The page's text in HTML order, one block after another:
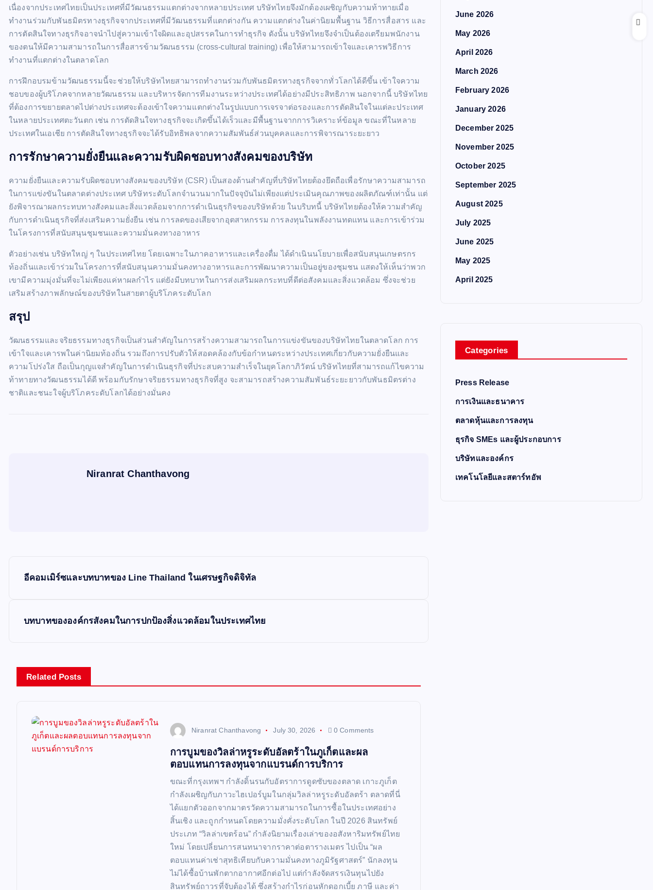
เนื่องจากประเทศไทยเป็นประเทศที่มีวัฒนธรรมแตกต่างจากหลายประเทศ บริษัทไทยจึงมักต้องเผชิญกับความท้าทายเมื่อ
ทำงานร่วมกับพันธมิตรทางธุรกิจจากประเทศที่มีวัฒนธรรมที่แตกต่างกัน ความแตกต่างในค่านิยมพื้นฐาน วิธีการสื่อสาร และ
การตัดสินใจทางธุรกิจอาจนำไปสู่ความเข้าใจผิดและอุปสรรคในการทำธุรกิจ ดังนั้น บริษัทไทยจึงจำเป็นต้องเตรียมพนักงาน
ของตนให้มีความสามารถในการสื่อสารข้ามวัฒนธรรม (cross-cultural training) เพื่อให้สามารถเข้าใจและเคารพวิธีการ
ทำงานที่แตกต่างในตลาดโลก
การฝึกอบรมข้ามวัฒนธรรมนี้จะช่วยให้บริษัทไทยสามารถทำงานร่วมกับพันธมิตรทางธุรกิจจากทั่วโลกได้ดีขึ้น เข้าใจความ
ชอบของผู้บริโภคจากหลายวัฒนธรรม และบริหารจัดการทีมงานระหว่างประเทศได้อย่างมีประสิทธิภาพ นอกจากนี้ บริษัทไทย
ที่ต้องการขยายตลาดไปต่างประเทศจะต้องเข้าใจความแตกต่างในรูปแบบการเจรจาต่อรองและการตัดสินใจในแต่ละประเทศ
ในหลายประเทศตะวันตก เช่น การตัดสินใจทางธุรกิจจะเกิดขึ้นได้เร็วและมีพื้นฐานจากการวิเคราะห์ข้อมูล ขณะที่ในหลาย
ประเทศในเอเชีย การตัดสินใจทางธุรกิจจะได้รับอิทธิพลจากความสัมพันธ์ส่วนบุคคลและการพิจารณาระยะยาว
การรักษาความยั่งยืนและความรับผิดชอบทางสังคมของบริษัท
ความยั่งยืนและความรับผิดชอบทางสังคมของบริษัท (CSR) เป็นสองด้านสำคัญที่บริษัทไทยต้องยึดถือเพื่อรักษาความสามารถ
ในการแข่งขันในตลาดต่างประเทศ บริษัทระดับโลกจำนวนมากในปัจจุบันไม่เพียงแต่ประเมินคุณภาพของผลิตภัณฑ์เท่านั้น แต่
ยังพิจารณาผลกระทบทางสังคมและสิ่งแวดล้อมจากการดำเนินธุรกิจของบริษัทด้วย ในบริบทนี้ บริษัทไทยต้องให้ความสำคัญ
กับการดำเนินธุรกิจที่ส่งเสริมความยั่งยืน เช่น การลดของเสียจากอุตสาหกรรม การลงทุนในพลังงานทดแทน และการเข้าร่วม
ในโครงการที่สนับสนุนชุมชนและความมั่นคงทางอาหาร
ตัวอย่างเช่น บริษัทใหญ่ ๆ ในประเทศไทย โดยเฉพาะในภาคอาหารและเครื่องดื่ม ได้ดำเนินนโยบายเพื่อสนับสนุนเกษตรกร
ท้องถิ่นและเข้าร่วมในโครงการที่สนับสนุนความมั่นคงทางอาหารและการพัฒนาความเป็นอยู่ของชุมชน แสดงให้เห็นว่าพวก
เขามีความมุ่งมั่นที่จะไม่เพียงแค่หาผลกำไร แต่ยังมีบทบาทในการส่งเสริมผลกระทบที่ดีต่อสังคมและสิ่งแวดล้อม ซึ่งจะช่วย
เสริมสร้างภาพลักษณ์ของบริษัทในสายตาผู้บริโภคระดับโลก
สรุป
วัฒนธรรมและจริยธรรมทางธุรกิจเป็นส่วนสำคัญในการสร้างความสามารถในการแข่งขันของบริษัทไทยในตลาดโลก การ
เข้าใจและเคารพในค่านิยมท้องถิ่น รวมถึงการปรับตัวให้สอดคล้องกับข้อกำหนดระหว่างประเทศเกี่ยวกับความยั่งยืนและ
ความโปร่งใส ถือเป็นกุญแจสำคัญในการดำเนินธุรกิจที่ประสบความสำเร็จในยุคโลกาภิวัตน์ บริษัทไทยที่สามารถแก้ไขความ
ท้าทายทางวัฒนธรรมได้ดี พร้อมกับรักษาจริยธรรมทางธุรกิจที่สูง จะสามารถสร้างความสัมพันธ์ระยะยาวกับพันธมิตรต่าง
ชาติและชนะใจผู้บริโภคระดับโลกได้อย่างมั่นคง
Niranrat Chanthavong
อีคอมเมิร์ซและบทบาทของ Line Thailand ในเศรษฐกิจดิจิทัล
บทบาทขององค์กรสังคมในการปกป้องสิ่งแวดล้อมในประเทศไทย
Related Posts
Niranrat Chanthavong July 30, 2026 0 Comments
การบูมของวิลล่าหรูระดับอัลตร้าในภูเก็ตและผล
ตอบแทนการลงทุนจากแบรนด์การบริการ
ขณะที่กรุงเทพฯ กำลังดิ้นรนกับอัตราการดูดซับของตลาด เกาะภูเก็ต
กำลังเผชิญกับภาวะไฮเปอร์บูมในกลุ่มวิลล่าหรูระดับอัลตร้า ตลาดที่นี่
ได้แยกตัวออกจากมาตรวัดความสามารถในการซื้อในประเทศอย่าง
สิ้นเชิง และถูกกำหนดโดยความมั่งคั่งระดับโลก ในปี 2026 สินทรัพย์
ประเภท “วิลล่าเขตร้อน” กำลังนิยามเรื่องเล่าของอสังหาริมทรัพย์ไทย
ใหม่ โดยเปลี่ยนการสนทนาจากราคาต่อตารางเมตร ไปเป็น “ผล
ตอบแทนค่าเช่าสุทธิเทียบกับความมั่นคงทางภูมิรัฐศาสตร์” นักลงทุน
ไม่ได้ซื้อบ้านพักตากอากาศอีกต่อไป แต่กำลังจัดสรรเงินทุนไปยัง
สินทรัพย์ถาวรที่จับต้องได้ ซึ่งสร้างกำไรก่อนหักดอกเบี้ย ภาษี และค่า
June 2026
May 2026
April 2026
March 2026
February 2026
January 2026
December 2025
November 2025
October 2025
September 2025
August 2025
July 2025
June 2025
May 2025
April 2025
Categories
Press Release
การเงินและธนาคาร
ตลาดหุ้นและการลงทุน
ธุรกิจ SMEs และผู้ประกอบการ
บริษัทและองค์กร
เทคโนโลยีและสตาร์ทอัพ